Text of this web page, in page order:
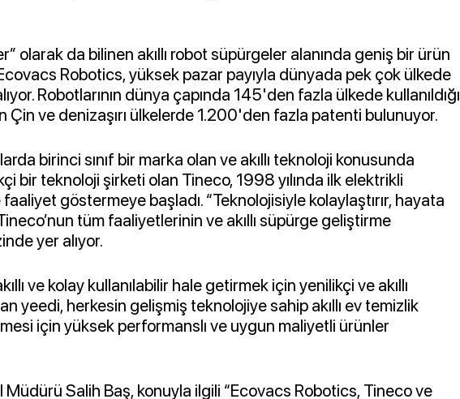
olarak da bilinen akıllı robot süpürgeler alanında geniş bir ürün
Robotics, yüksek pazar payıyla dünyada pek çok ülkede
Robotlarının dünya çapında 145'den fazla ülkede kullanıldığı
Çin ve denizaşırı ülkelerde 1.200'den fazla patenti bulunuyor.
birinci sınıf bir marka olan ve akıllı teknoloji konusunda
bir teknoloji şirketi olan Tineco, 1998 yılında ilk elektrikli
göstermeye başladı. “Teknolojisiyle kolaylaştırır, hayata
tüm faaliyetlerinin ve akıllı süpürge geliştirme
yer alıyor.
ve kolay kullanılabilir hale getirmek için yenilikçi ve akıllı
yeedi, herkesin gelişmiş teknolojiye sahip akıllı ev temizlik
için yüksek performanslı ve uygun maliyetli ürünler
Salih Baş, konuyla ilgili “Ecovacs Robotics, Tineco ve